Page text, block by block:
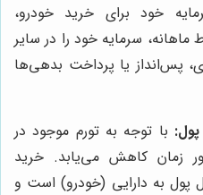
خود برای خرید خودرو،
ماهانه، سرمایه خود را در سایر
پس‌انداز یا پرداخت بدهی‌ها
با توجه به تورم موجود در
زمان کاهش می‌یابد. خرید
پول به دارایی (خودرو) است و